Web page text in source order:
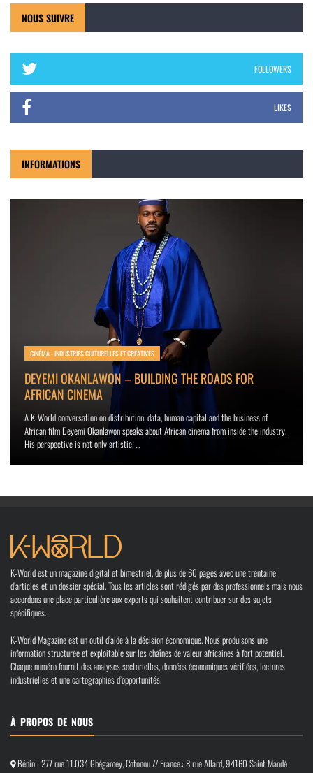
NOUS SUIVRE
FOLLOWERS
LIKES
INFORMATIONS
CINÉMA - INDUSTRIES CULTURELLES ET CRÉATIVES
DEYEMI OKANLAWON – BUILDING THE ROADS FOR
AFRICAN CINEMA
A K-World conversation on distribution, data, human capital and the business of
African film Deyemi Okanlawon speaks about African cinema from inside the industry.
His perspective is not only artistic. ...
K-World est un magazine digital et bimestriel, de plus de 60 pages avec une trentaine
d’articles et un dossier spécial. Tous les articles sont rédigés par des professionnels mais nous
accordons une place particulière aux experts qui souhaitent contribuer sur des sujets
spécifiques.
K-World Magazine est un outil d’aide à la décision économique. Nous produisons une
information structurée et exploitable sur les chaînes de valeur africaines à fort potentiel.
Chaque numéro fournit des analyses sectorielles, données économiques vérifiées, lectures
industrielles et une cartographies d’opportunités.
À PROPOS DE NOUS
Bénin : 277 rue 11.034 Gbégamey, Cotonou // France.: 8 rue Allard, 94160 Saint Mandé